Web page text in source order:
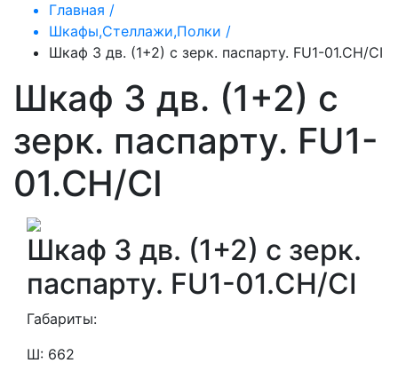
Главная /
Шкафы,Стеллажи,Полки /
Шкаф 3 дв. (1+2) с зерк. паспарту. FU1-01.CH/CI
Шкаф 3 дв. (1+2) с
зерк. паспарту. FU1-
01.CH/CI
Шкаф 3 дв. (1+2) с зерк.
паспарту. FU1-01.CH/CI
Габариты:
Ш: 662